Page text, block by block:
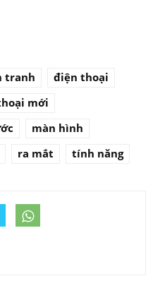
tranh
điện thoại
mới
màn hình
ra mắt tính năng